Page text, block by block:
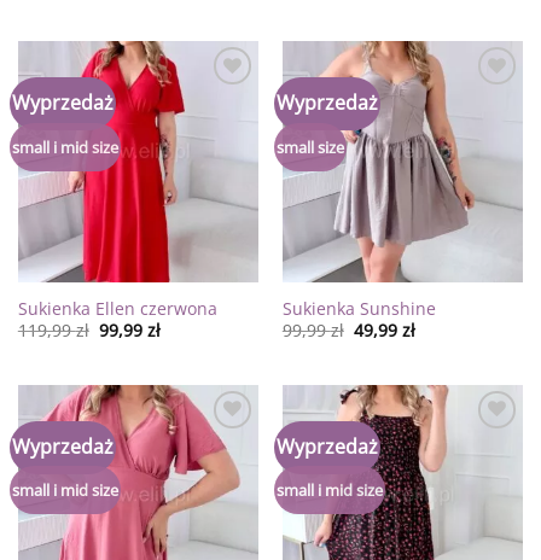
Wyprzedaż
small i mid size
życzeń
Sukienka Ellen czerwona
119,99zł 99,99 zł
Wyprzedaż
small size
Sukienka Sunshine
99,99zł 49,99 zł
Wyprzedaż
small i mid size
Dodaj
do
listy
życzeń
Wyprzedaż
small i mid size